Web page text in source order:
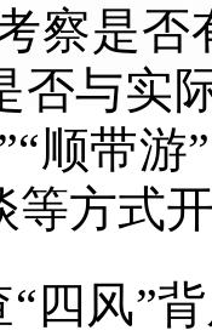
察是
否与实
顺带
等方式
“四风”